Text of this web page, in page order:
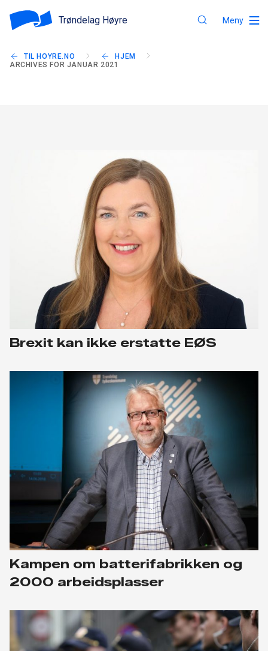
Trøndelag Høyre Meny
TIL HOYRE.NO
HJEM
ARCHIVES FOR JANUAR 2021
Brexit kan ikke erstatte EØS
Kampen om batterifabrikken og
2000 arbeidsplasser